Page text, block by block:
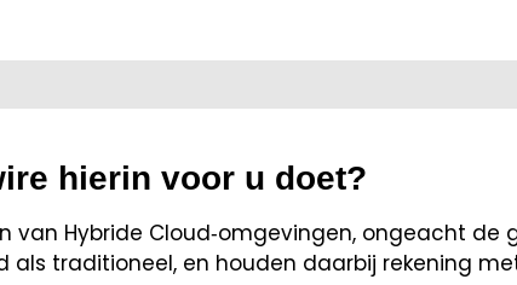
hierin voor u doet?
Hybride Cloud‑omgevingen, ongeacht de
traditioneel, en houden daarbij rekening